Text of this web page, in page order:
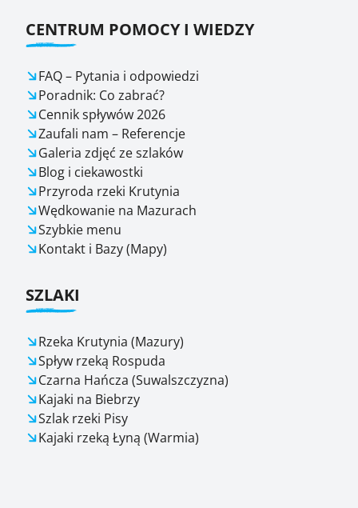
CENTRUM POMOCY I WIEDZY
FAQ – Pytania i odpowiedzi
Poradnik: Co zabrać?
Cennik spływów 2026
Zaufali nam – Referencje
Galeria zdjęć ze szlaków
Blog i ciekawostki
Przyroda rzeki Krutynia
Wędkowanie na Mazurach
Szybkie menu
Kontakt i Bazy (Mapy)
SZLAKI
Rzeka Krutynia (Mazury)
Spływ rzeką Rospuda
Czarna Hańcza (Suwalszczyzna)
Kajaki na Biebrzy
Szlak rzeki Pisy
Kajaki rzeką Łyną (Warmia)